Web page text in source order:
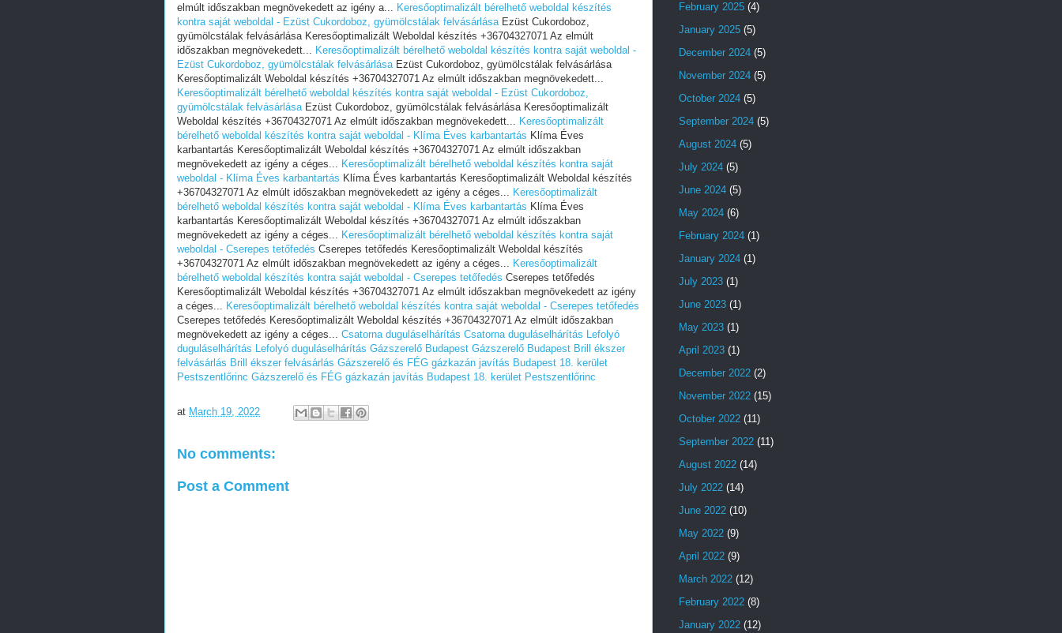
elmúlt időszakban megnövekedett az igény a... Keresőoptimalizált bérelhető weboldal készítés
kontra saját weboldal - Ezüst Cukordoboz, gyümölcstálak felvásárlásaEzüst Cukordoboz,
gyümölcstálak felvásárlása Keresőoptimalizált Weboldal készítés +36704327071 Az elmúlt
időszakban megnövekedett... Keresőoptimalizált bérelhető weboldal készítés kontra saját weboldal -
Ezüst Cukordoboz, gyümölcstálak felvásárlásaEzüst Cukordoboz, gyümölcstálak felvásárlása
Keresőoptimalizált Weboldal készítés +36704327071 Az elmúlt időszakban megnövekedett...
Keresőoptimalizált bérelhető weboldal készítés kontra saját weboldal - Ezüst Cukordoboz,
gyümölcstálak felvásárlásaEzüst Cukordoboz, gyümölcstálak felvásárlása Keresőoptimalizált
Weboldal készítés +36704327071 Az elmúlt időszakban megnövekedett... Keresőoptimalizált
bérelhető weboldal készítés kontra saját weboldal - Klíma Éves karbantartás Klíma Éves
karbantartás Keresőoptimalizált Weboldal készítés +36704327071 Az elmúlt időszakban
megnövekedett az igény a céges... Keresőoptimalizált bérelhető weboldal készítés kontra saját
weboldal - Klíma Éves karbantartás Klíma Éves karbantartás Keresőoptimalizált Weboldal készítés
+36704327071 Az elmúlt időszakban megnövekedett az igény a céges... Keresőoptimalizált
bérelhető weboldal készítés kontra saját weboldal - Klíma Éves karbantartás Klíma Éves
karbantartás Keresőoptimalizált Weboldal készítés +36704327071 Az elmúlt időszakban
megnövekedett az igény a céges... Keresőoptimalizált bérelhető weboldal készítés kontra saját
weboldal - Cserepes tetőfedés Cserepes tetőfedés Keresőoptimalizált Weboldal készítés
+36704327071 Az elmúlt időszakban megnövekedett az igény a céges... Keresőoptimalizált
bérelhető weboldal készítés kontra saját weboldal - Cserepes tetőfedés Cserepes tetőfedés
Keresőoptimalizált Weboldal készítés +36704327071 Az elmúlt időszakban megnövekedett az igény
a céges... Keresőoptimalizált bérelhető weboldal készítés kontra saját weboldal - Cserepes tetőfedés
Cserepes tetőfedés Keresőoptimalizált Weboldal készítés +36704327071 Az elmúlt időszakban
megnövekedett az igény a céges... Csatorna duguláselhárítás Csatorna duguláselhárítás Lefolyó
duguláselhárítás Lefolyó duguláselhárítás Gázszerelő Budapest Gázszerelő Budapest Brill ékszer
felvásárlás Brill ékszer felvásárlás Gázszerelő és FÉG gázkazán javítás Budapest 18. kerület
Pestszentlőrinc Gázszerelő és FÉG gázkazán javítás Budapest 18. kerület Pestszentlőrinc
at March 19, 2022
No comments:
Post a Comment
February 2025 (4)
January 2025 (5)
December 2024 (5)
November 2024 (5)
October 2024 (5)
September 2024 (5)
August 2024 (5)
July 2024 (5)
June 2024 (5)
May 2024 (6)
February 2024 (1)
January 2024 (1)
July 2023 (1)
June 2023 (1)
May 2023 (1)
April 2023 (1)
December 2022 (2)
November 2022 (15)
October 2022 (11)
September 2022 (11)
August 2022 (14)
July 2022 (14)
June 2022 (10)
May 2022 (9)
April 2022 (9)
March 2022 (12)
February 2022 (8)
January 2022 (12)